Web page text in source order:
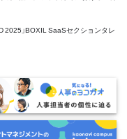
2025」BOXIL SaaSセクションタレ